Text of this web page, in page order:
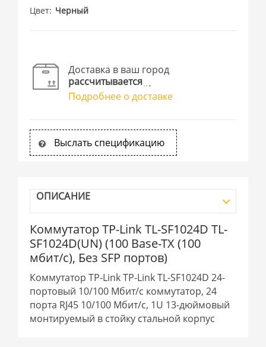
Цвет Черный
Доставка в ваш город
рассчитывается
Подробнее о доставке
Выслать спецификацию
ОПИСАНИЕ
Коммутатор TP-Link TL-SF1024D TL-
SF1024D(UN) (100 Base-TX (100
мбит/с), Без SFP портов)
Коммутатор TP-Link TP-Link TL-SF1024D 24-
портовый 10/100 Мбит/с коммутатор, 24
порта RJ45 10/100 Мбит/с, 1U 13-дюймовый
монтируемый в стойку стальной корпус